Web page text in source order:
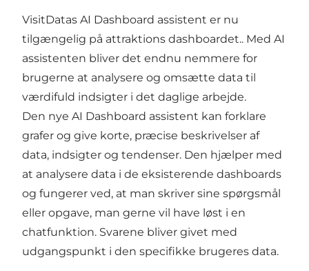
VisitDatas AI Dashboard assistent er nu
tilgængelig på attraktions dashboardet.. Med AI
assistenten bliver det endnu nemmere for
brugerne at analysere og omsætte data til
værdifuld indsigter i det daglige arbejde.
Den nye AI Dashboard assistent kan forklare
grafer og give korte, præcise beskrivelser af
data, indsigter og tendenser. Den hjælper med
at analysere data i de eksisterende dashboards
og fungerer ved, at man skriver sine spørgsmål
eller opgave, man gerne vil have løst i en
chatfunktion. Svarene bliver givet med
udgangspunkt i den specifikke brugeres data.